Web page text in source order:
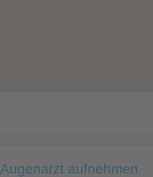
aufnehmen